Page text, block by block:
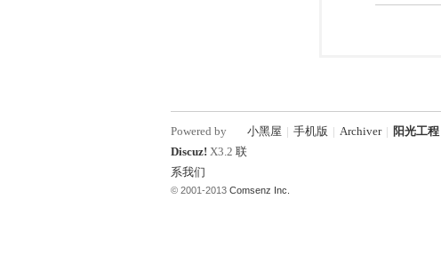
小黑屋 | 手机版 | Archiver | 阳光工程
Powered by
Discuz! X3.2 联
系我们
© 2001-2013 Comsenz Inc.